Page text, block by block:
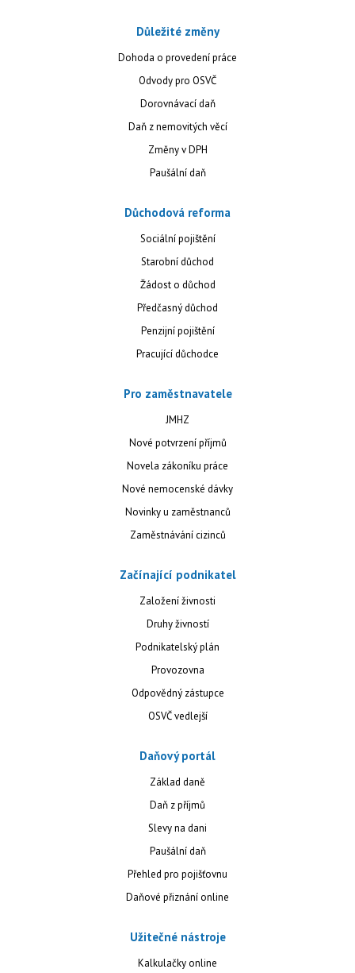
Důležité změny
Dohoda o provedení práce
Odvody pro OSVČ
Dorovnávací daň
Daň z nemovitých věcí
Změny v DPH
Paušální daň
Důchodová reforma
Sociální pojištění
Starobní důchod
Žádost o důchod
Předčasný důchod
Penzijní pojištění
Pracující důchodce
Pro zaměstnavatele
JMHZ
Nové potvrzení příjmů
Novela zákoníku práce
Nové nemocenské dávky
Novinky u zaměstnanců
Zaměstnávání cizinců
Začínající podnikatel
Založení živnosti
Druhy živností
Podnikatelský plán
Provozovna
Odpovědný zástupce
OSVČ vedlejší
Daňový portál
Základ daně
Daň z příjmů
Slevy na dani
Paušální daň
Přehled pro pojišťovnu
Daňové přiznání online
Užitečné nástroje
Kalkulačky online